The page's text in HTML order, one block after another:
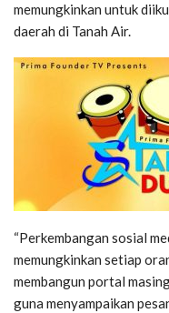
memungkinkan untuk
daerah di Tanah Air.
“Perkembangan sosial
memungkinkan setiap
membangun portal
guna menyampaikan